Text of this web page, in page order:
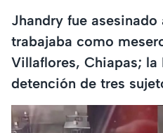
Jhandry fue
trabajaba como
Villaflores, Chiapas;
detención de tres